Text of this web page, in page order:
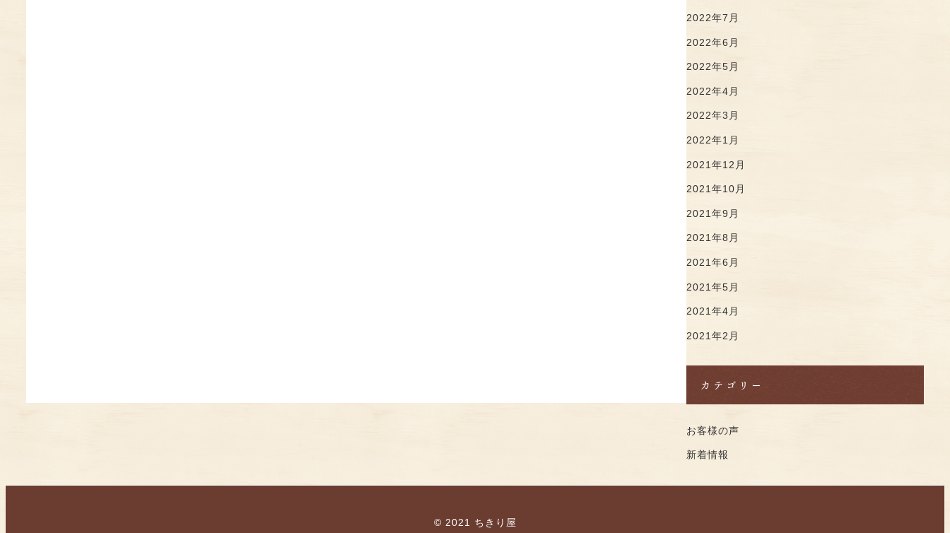
2022年7月
2022年6月
2022年5月
2022年4月
2022年3月
2022年1月
2021年12月
2021年10月
2021年9月
2021年8月
2021年6月
2021年5月
2021年4月
2021年2月
カテゴリー
お客様の声
新着情報
© 2021 ちきり屋